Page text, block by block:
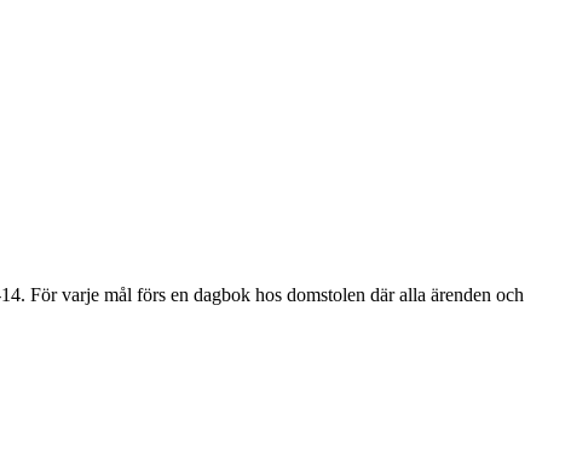
För varje mål förs en dagbok hos domstolen där alla ärenden och